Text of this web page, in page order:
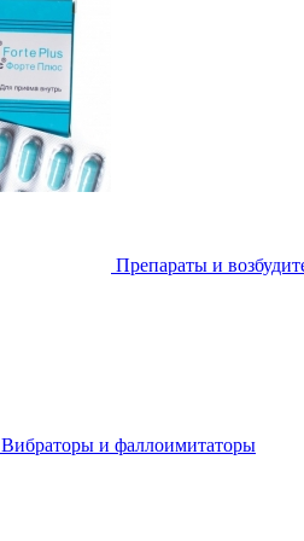
Препараты и
Вибраторы и фаллоимитаторы